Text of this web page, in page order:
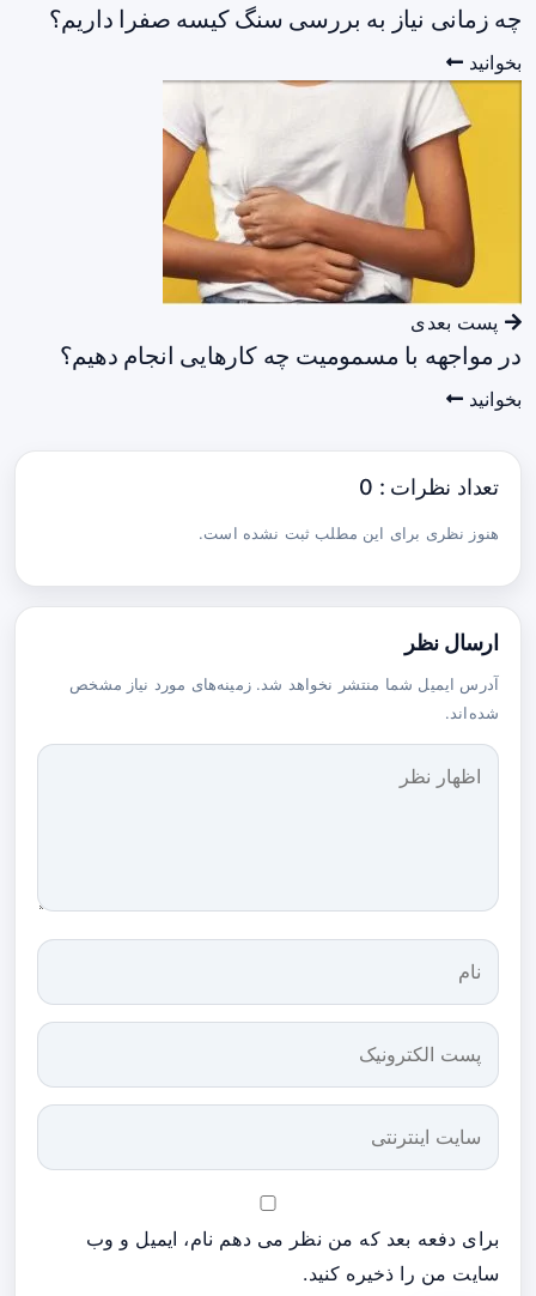
چه زمانی نیاز به بررسی سنگ کیسه صفرا داریم؟
بخوانید
پست بعدی
در مواجهه با مسمومیت چه کارهایی انجام دهیم؟
بخوانید
تعداد نظرات : 0
هنوز نظری برای این مطلب ثبت نشده است.
ارسال نظر
آدرس ایمیل شما منتشر نخواهد شد. زمینه‌های مورد نیاز مشخص
شده‌اند.
برای دفعه بعد که من نظر می دهم نام، ایمیل و وب
سایت من را ذخیره کنید.